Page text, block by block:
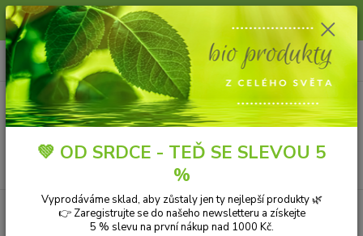
Slunce, koupání a horko dávají vlasům zabrat. Dopřejte jim šetrnou péči s
přírodní vlasovou kosmetikou.
Menu
CZK
+420 606 912 887
9-18:00 hod.
0 ks
za 0,00 Kč
Kategorie blogu
💚 OD SRDCE - TEĎ SE SLEVOU 5
%
Vyprodáváme sklad, aby zůstaly jen ty nejlepší produkty 🌿
👉 Zaregistrujte se do našeho newsletteru a získejte
5 % slevu na první nákup nad 1000 Kč.